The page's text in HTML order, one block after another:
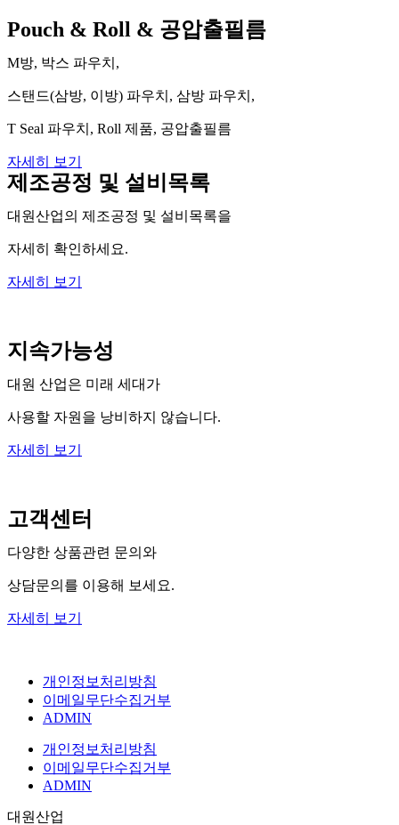
Pouch & Roll & 공압출필름
M방, 박스 파우치,
스탠드(삼방, 이방) 파우치, 삼방 파우치,
T Seal 파우치, Roll 제품, 공압출필름
자세히 보기
제조공정 및 설비목록
대원산업의 제조공정 및 설비목록을
자세히 확인하세요.
자세히 보기
지속가능성
대원 산업은 미래 세대가
사용할 자원을 낭비하지 않습니다.
자세히 보기
고객센터
다양한 상품관련 문의와
상담문의를 이용해 보세요.
자세히 보기
개인정보처리방침
이메일무단수집거부
ADMIN
개인정보처리방침
이메일무단수집거부
ADMIN
대원산업